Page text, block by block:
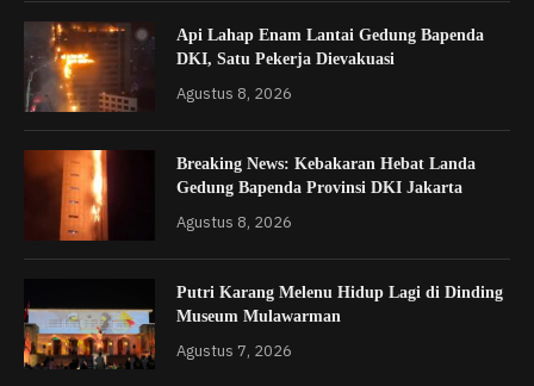
Api Lahap Enam Lantai Gedung Bapenda
DKI, Satu Pekerja Dievakuasi
Agustus 8, 2026
Breaking News: Kebakaran Hebat Landa
Gedung Bapenda Provinsi DKI Jakarta
Agustus 8, 2026
Putri Karang Melenu Hidup Lagi di Dinding
Museum Mulawarman
Agustus 7, 2026